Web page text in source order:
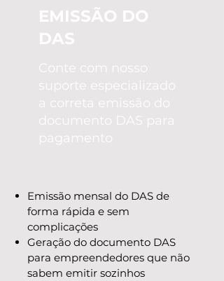
EMISSÃO DO
DAS
Conte com nosso
suporte especializado
a correta emissão do
documento DAS para
pagamento
Emissão mensal do DAS de
forma rápida e sem
complicações
Geração do documento DAS
para empreendedores que não
sabem emitir sozinhos